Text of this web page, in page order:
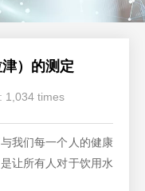
）的测定
1,034 times
我们每一个人的健康
让所有人对于饮用水